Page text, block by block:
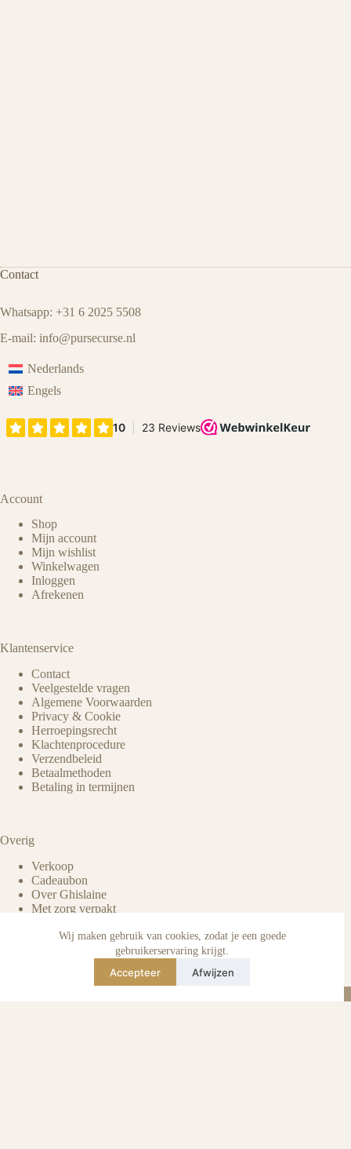
Wij maken gebruik van cookies, zodat je een goede
gebruikerservaring krijgt.
Accepteer Afwijzen
Contact
Whatsapp: +31 6 2025 5508
E-mail: info@pursecurse.nl
Nederlands
Engels
Account
Shop
Mijn account
Mijn wishlist
Winkelwagen
Inloggen
Afrekenen
Klantenservice
Contact
Veelgestelde vragen
Algemene Voorwaarden
Privacy & Cookie
Herroepingsrecht
Klachtenprocedure
Verzendbeleid
Betaalmethoden
Betaling in termijnen
Overig
Verkoop
Cadeaubon
Over Ghislaine
Met zorg verpakt
Verzorging & onderhoud
Echtheid van reviews